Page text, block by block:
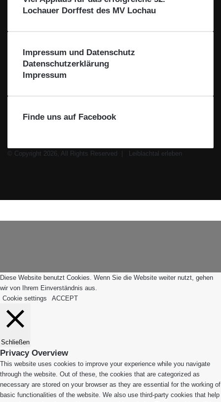
a
l
i
l
c
h
a
Lochauer Dorffest des MV Lochau
Impressum und Datenschutz
Datenschutzerklärung
Impressum
Finde uns auf Facebook
© Copyright 2026, All Rights Reserved |
Leiblachtal erleben
Diese Website benutzt Cookies. Wenn Sie die Website weiter nutzt, gehen
wir von Ihrem Einverständnis aus.
Cookie settings
ACCEPT
Schließen
Privacy Overview
This website uses cookies to improve your experience while you navigate
through the website. Out of these, the cookies that are categorized as
necessary are stored on your browser as they are essential for the working of
basic functionalities of the website. We also use third-party cookies that help